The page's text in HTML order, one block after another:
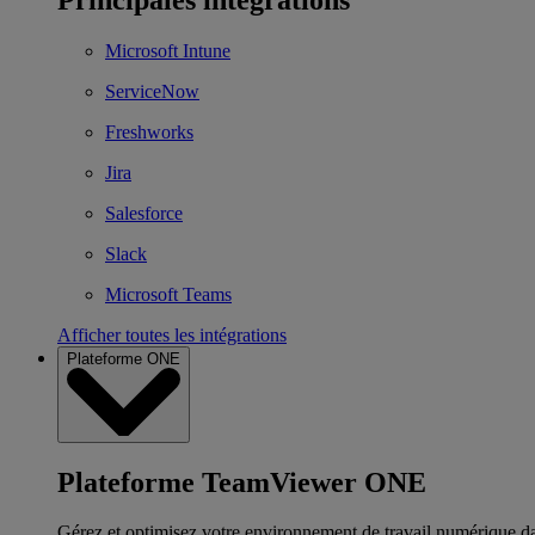
Microsoft Intune
ServiceNow
Freshworks
Jira
Salesforce
Slack
Microsoft Teams
Afficher toutes les intégrations
Plateforme ONE
Plateforme TeamViewer ONE